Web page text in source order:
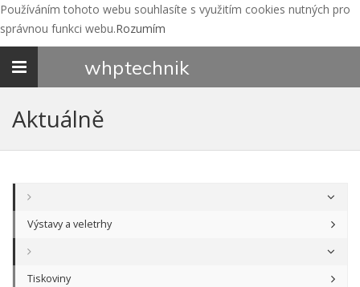
Používáním tohoto webu souhlasíte s využitím cookies nutných pro
správnou funkci webu.Rozumím
Toggle
whptechnik
Aktuálně
Výstavy a veletrhy
Tiskoviny